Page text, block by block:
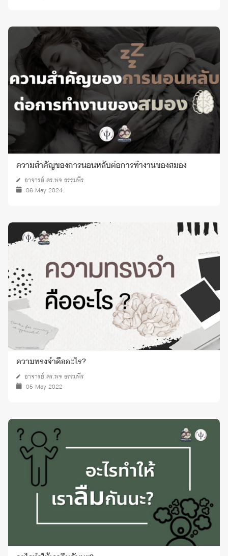
ความสำคัญของการนอนหลับต่อการทำงานของสมอง
อาจารย์ ดร.พจ ธรรมพีร
06 May 2024
ความทรงจำคืออะไร?
อาจารย์ ดร.พจ ธรรมพีร
05 May 2022